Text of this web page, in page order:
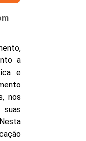
a
e
nos